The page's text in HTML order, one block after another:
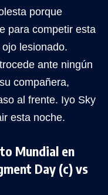
porque
para competir esta
lesionado.
ante ningún
compañera,
al frente. Iyo Sky
esta noche.
Mundial en
Day (c) vs